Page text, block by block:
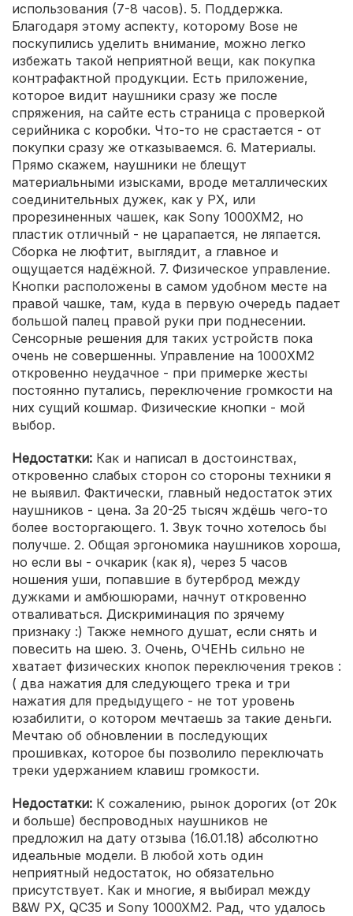
использования (7-8 часов). 5. Поддержка.
Благодаря этому аспекту, которому Bose не
поскупились уделить внимание, можно легко
избежать такой неприятной вещи, как покупка
контрафактной продукции. Есть приложение,
которое видит наушники сразу же после
спряжения, на сайте есть страница с проверкой
серийника с коробки. Что-то не срастается - от
покупки сразу же отказываемся. 6. Материалы.
Прямо скажем, наушники не блещут
материальными изысками, вроде металлических
соединительных дужек, как у PX, или
прорезиненных чашек, как Sony 1000XM2, но
пластик отличный - не царапается, не ляпается.
Сборка не люфтит, выглядит, а главное и
ощущается надёжной. 7. Физическое управление.
Кнопки расположены в самом удобном месте на
правой чашке, там, куда в первую очередь падает
большой палец правой руки при поднесении.
Сенсорные решения для таких устройств пока
очень не совершенны. Управление на 1000XM2
откровенно неудачное - при примерке жесты
постоянно путались, переключение громкости на
них сущий кошмар. Физические кнопки - мой
выбор.
Недостатки: Как и написал в достоинствах,
откровенно слабых сторон со стороны техники я
не выявил. Фактически, главный недостаток этих
наушников - цена. За 20-25 тысяч ждёшь чего-то
более восторгающего. 1. Звук точно хотелось бы
получше. 2. Общая эргономика наушников хороша,
но если вы - очкарик (как я), через 5 часов
ношения уши, попавшие в бутерброд между
дужками и амбюшюрами, начнут откровенно
отваливаться. Дискриминация по зрячему
признаку :) Также немного душат, если снять и
повесить на шею. 3. Очень, ОЧЕНЬ сильно не
хватает физических кнопок переключения треков :
( два нажатия для следующего трека и три
нажатия для предыдущего - не тот уровень
юзабилити, о котором мечтаешь за такие деньги.
Мечтаю об обновлении в последующих
прошивках, которое бы позволило переключать
треки удержанием клавиш громкости.
Недостатки: К сожалению, рынок дорогих (от 20к
и больше) беспроводных наушников не
предложил на дату отзыва (16.01.18) абсолютно
идеальные модели. В любой хоть один
неприятный недостаток, но обязательно
присутствует. Как и многие, я выбирал между
B&W PX, QC35 и Sony 1000XM2. Рад, что удалось